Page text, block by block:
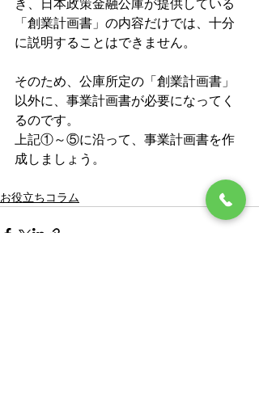
き、日本政策金融公庫が提供している
「創業計画書」の内容だけでは、十分
に説明することはできません。
そのため、公庫所定の「創業計画書」
以外に、事業計画書が必要になってく
るのです。
上記①～⑤に沿って、事業計画書を作
成しましょう。
お役立ちコラム